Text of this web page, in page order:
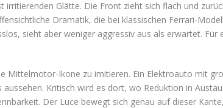
Glätte. Die Front zieht sich flach und
Dramatik, die bei klassischen Ferrari-
sieht aber weniger aggressiv aus als erwartet.
Mittelmotor-Ikone zu imitieren. Ein Elektroauto mit
Kritisch wird es dort, wo Reduktion in
Der Luce bewegt sich genau auf dieser